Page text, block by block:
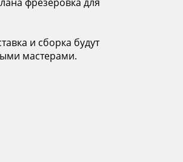
и сборка будут
мастерами.